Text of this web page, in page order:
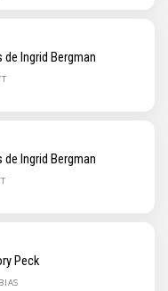
Ingrid Bergman
Ingrid Bergman
Peck